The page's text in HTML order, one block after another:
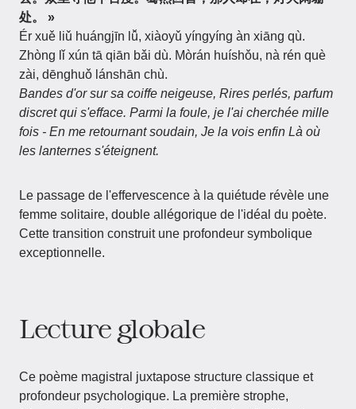
处。 »
Ér xuě liǔ huángjīn lǚ, xiàoyǔ yíngyíng àn xiāng qù.
Zhòng lǐ xún tā qiān bǎi dù. Mòrán huíshǒu, nà rén què
zài, dēnghuǒ lánshān chù.
Bandes d'or sur sa coiffe neigeuse, Rires perlés, parfum
discret qui s'efface. Parmi la foule, je l'ai cherchée mille
fois - En me retournant soudain, Je la vois enfin Là où
les lanternes s'éteignent.
Le passage de l'effervescence à la quiétude révèle une
femme solitaire, double allégorique de l'idéal du poète.
Cette transition construit une profondeur symbolique
exceptionnelle.
Lecture globale
Ce poème magistral juxtapose structure classique et
profondeur psychologique. La première strophe,